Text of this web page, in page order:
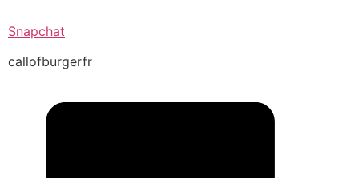
Snapchat
callofburgerfr